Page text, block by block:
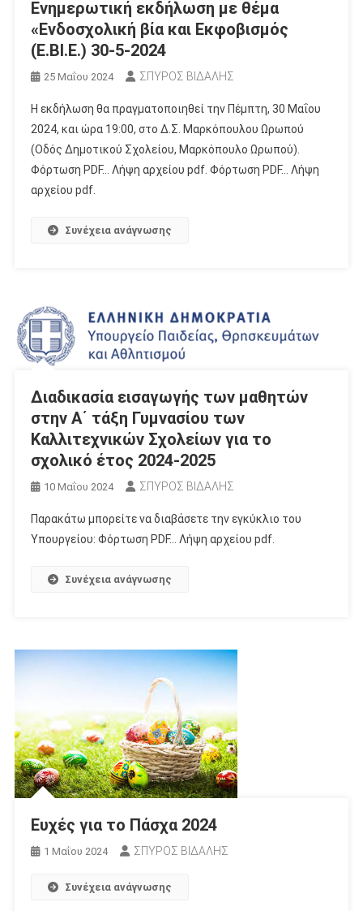
Eνημερωτική εκδήλωση με θέμα
«Ενδοσχολική βία και Εκφοβισμός
(Ε.ΒΙ.Ε.) 30-5-2024
25 Μαΐου 2024 ΣΠΥΡΟΣ ΒΙΔΑΛΗΣ
Η εκδήλωση θα πραγματοποιηθεί την Πέμπτη, 30 Μαΐου
2024, και ώρα 19:00, στο Δ.Σ. Μαρκόπουλου Ωρωπού
(Οδός Δημοτικού Σχολείου, Μαρκόπουλο Ωρωπού).
Φόρτωση PDF… Λήψη αρχείου pdf. Φόρτωση PDF… Λήψη
αρχείου pdf.
Συνέχεια ανάγνωσης
Διαδικασία εισαγωγής των μαθητών
στην Α΄ τάξη Γυμνασίου των
Καλλιτεχνικών Σχολείων για το
σχολικό έτος 2024-2025
10 Μαΐου 2024 ΣΠΥΡΟΣ ΒΙΔΑΛΗΣ
Παρακάτω μπορείτε να διαβάσετε την εγκύκλιο του
Υπουργείου: Φόρτωση PDF… Λήψη αρχείου pdf.
Συνέχεια ανάγνωσης
Ευχές για το Πάσχα 2024
1 Μαΐου 2024 ΣΠΥΡΟΣ ΒΙΔΑΛΗΣ
Συνέχεια ανάγνωσης